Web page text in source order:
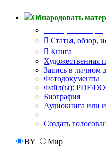
Обнародовать
Статья, обзор,
Книга
Художественная
Запись в личном
Фотодокументы
Файл(ы):
Биография
Аудиокнига или
Создать
BY
Мир